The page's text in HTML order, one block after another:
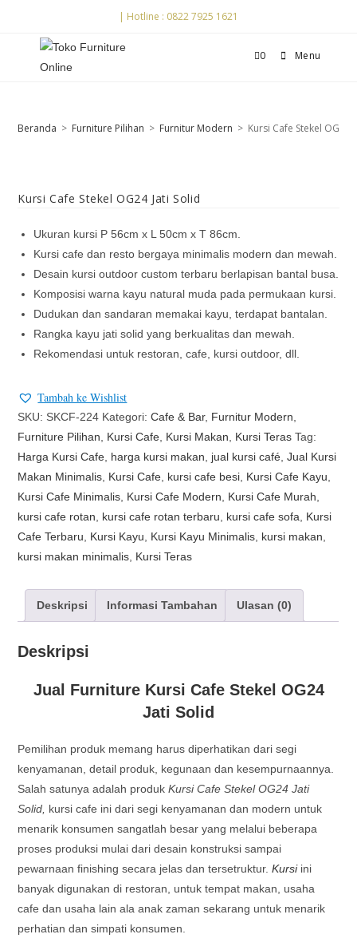
| Hotline : 0822 7925 1621
0 Menu
Beranda > Furniture Pilihan > Furnitur Modern > Kursi Cafe Stekel OG24
Kursi Cafe Stekel OG24 Jati Solid
Ukuran kursi P 56cm x L 50cm x T 86cm.
Kursi cafe dan resto bergaya minimalis modern dan mewah.
Desain kursi outdoor custom terbaru berlapisan bantal busa.
Komposisi warna kayu natural muda pada permukaan kursi.
Dudukan dan sandaran memakai kayu, terdapat bantalan.
Rangka kayu jati solid yang berkualitas dan mewah.
Rekomendasi untuk restoran, cafe, kursi outdoor, dll.
Tambah ke Wishlist
SKU: SKCF-224 Kategori:Cafe & Bar, Furnitur Modern
Furniture Pilihan
Kursi Cafe Kursi Makan Kursi Teras Tag:
Harga Kursi Cafe harga kursi makan jual kursi café ,Jual Kursi
Makan Minimalis Kursi Cafe kursi cafe besi Kursi Cafe Kayu
Kursi Cafe Minimalis Kursi Cafe Modern Kursi Cafe Murah
kursi cafe rotan
kursi cafe rotan terbaru kursi cafe sofa
Kursi
Cafe Terbaru
Kursi Kayu Kursi Kayu Minimalis kursi makan
kursi makan minimalis Kursi Teras
Deskripsi Informasi Tambahan Ulasan (0)
Deskripsi
Jual Furniture Kursi Cafe Stekel OG24
Jati Solid
Pemilihan produk memang harus diperhatikan dari segi
kenyamanan, detail produk, kegunaan dan kesempurnaannya.
Salah satunya adalah produkKursi Cafe Stekel OG24 Jati
Solid, kursi cafe ini dari segi kenyamanan dan modern untuk
menarik konsumen sangatlah besar yang melalui beberapa
proses produksi mulai dari desain konstruksi sampai
pewarnaan finishing secara jelas dan tersetruktur.Kursiini
banyak digunakan di restoran, untuk tempat makan, usaha
cafe dan usaha lain ala anak zaman sekarang untuk menarik
perhatian dan simpati konsumen.